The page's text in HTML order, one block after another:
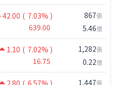
42.00 ( 7.03% )
639.00
867張
5.46億
1.10 ( 7.02% )
16.75
1,282張
0.22億
2.80 ( 6.57% ) 1,447張